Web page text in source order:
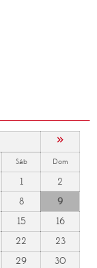
»
Sáb Dom
1
2
8
9
15
16
22
23
29
30